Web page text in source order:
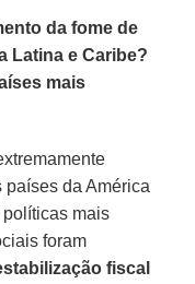
da fome de
Latina e Caribe?
mais
países da América
políticas mais
foram
fiscal